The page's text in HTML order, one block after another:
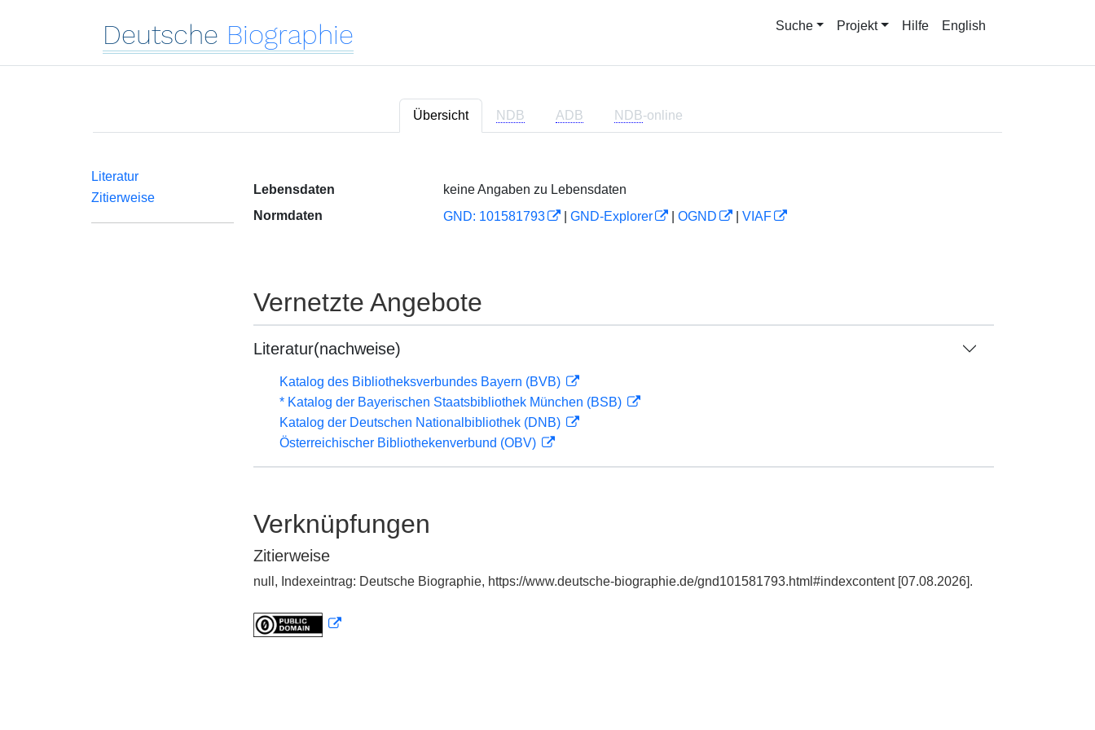
Deutsche Biographie Suche Projekt Hilfe English
Übersicht NDB ADB NDB-online
Literatur
Zitierweise
Lebensdaten
keine Angaben zu Lebensdaten
Normdaten
GND: 101581793 GND-Explorer OGND VIAF
Vernetzte Angebote
Literatur(nachweise)
Katalog des Bibliotheksverbundes Bayern (BVB)
* Katalog der Bayerischen Staatsbibliothek München (BSB)
Katalog der Deutschen Nationalbibliothek (DNB)
Österreichischer Bibliothekenverbund (OBV)
Verknüpfungen
Zitierweise
null, Indexeintrag: Deutsche Biographie, https://www.deutsche-biographie.de/gnd101581793.html#indexcontent [07.08.2026].